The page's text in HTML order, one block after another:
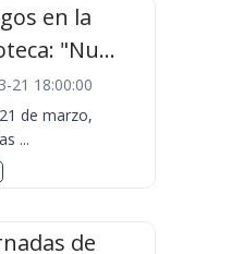
en la
"Nu...
21 18:00:00
de marzo,
...
de